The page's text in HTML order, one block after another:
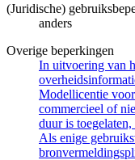
(Juridische)
anders
Overige beperkingen
In uitvoering van
Modellicentie
commercieel of
duur is
Als enige